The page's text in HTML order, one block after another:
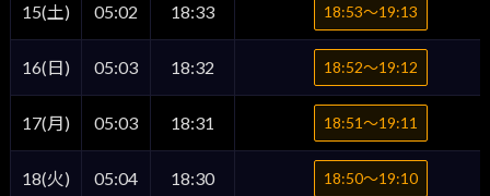
15(土) 05:02 18:33 18:53〜19:13
16(日) 05:03 18:32 18:52〜19:12
17(月) 05:03 18:31 18:51〜19:11
18(火) 05:04 18:30 18:50〜19:10